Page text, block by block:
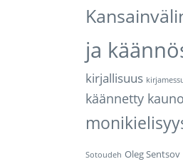
ja
kirjallisuus
käännetty
Sotoudeh Oleg Sentsov